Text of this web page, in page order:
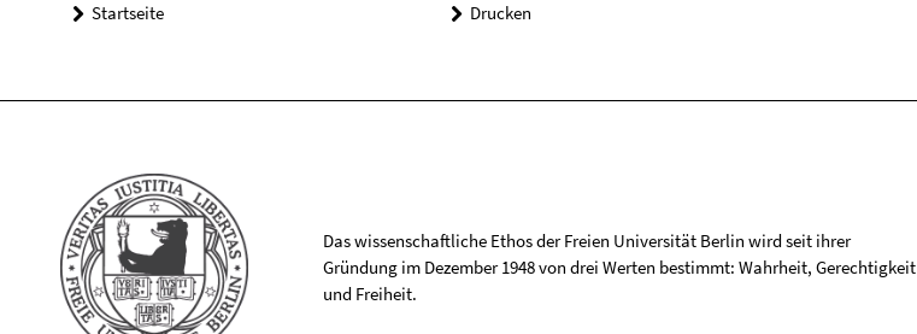
Startseite Drucken
Das wissenschaftliche Ethos der Freien Universität Berlin wird seit ihrer
Gründung im Dezember 1948 von drei Werten bestimmt: Wahrheit, Gerechtigkeit
und Freiheit.